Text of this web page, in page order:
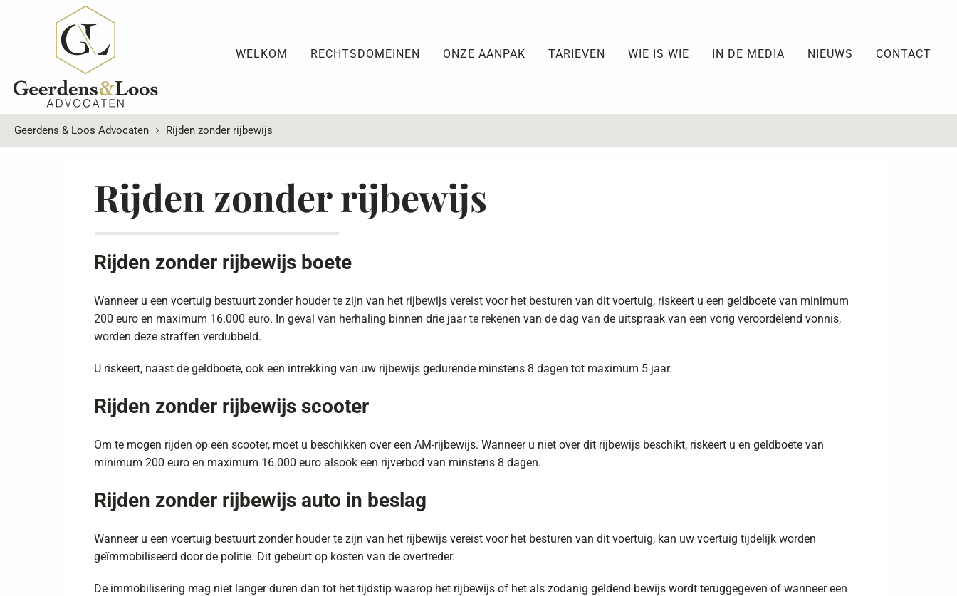
WELKOM RECHTSDOMEINEN ONZE AANPAK TARIEVEN WIE IS WIE IN DE MEDIA NIEUWS CONTACT
Geerdens & Loos Advocaten Rijden zonder rijbewijs
Rijden zonder rijbewijs
Rijden zonder rijbewijs boete
Wanneer u een voertuig bestuurt zonder houder te zijn van het rijbewijs vereist voor het besturen van dit voertuig, riskeert u een geldboete van minimum
200 euro en maximum 16.000 euro. In geval van herhaling binnen drie jaar te rekenen van de dag van de uitspraak van een vorig veroordelend vonnis,
worden deze straffen verdubbeld.
U riskeert, naast de geldboete, ook een intrekking van uw rijbewijs gedurende minstens 8 dagen tot maximum 5 jaar.
Rijden zonder rijbewijs scooter
Om te mogen rijden op een scooter, moet u beschikken over een AM-rijbewijs. Wanneer u niet over dit rijbewijs beschikt, riskeert u en geldboete van
minimum 200 euro en maximum 16.000 euro alsook een rijverbod van minstens 8 dagen.
Rijden zonder rijbewijs auto in beslag
Wanneer u een voertuig bestuurt zonder houder te zijn van het rijbewijs vereist voor het besturen van dit voertuig, kan uw voertuig tijdelijk worden
geïmmobiliseerd door de politie. Dit gebeurt op kosten van de overtreder.
De immobilisering mag niet langer duren dan tot het tijdstip waarop het rijbewijs of het als zodanig geldend bewijs wordt teruggegeven of wanneer een